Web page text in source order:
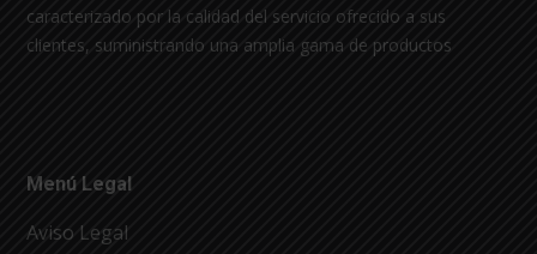
caracterizado por la calidad del servicio ofrecido a sus
clientes, suministrando una amplia gama de productos
Menú Legal
Aviso Legal